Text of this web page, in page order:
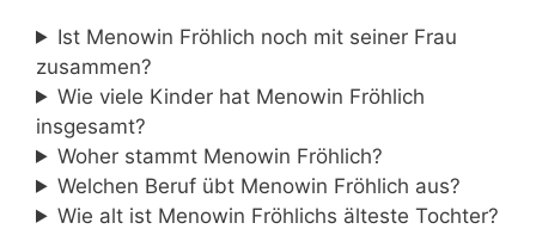
Ist Menowin Fröhlich noch mit seiner Frau
zusammen?
Wie viele Kinder hat Menowin Fröhlich
insgesamt?
Woher stammt Menowin Fröhlich?
Welchen Beruf übt Menowin Fröhlich aus?
Wie alt ist Menowin Fröhlichs älteste Tochter?